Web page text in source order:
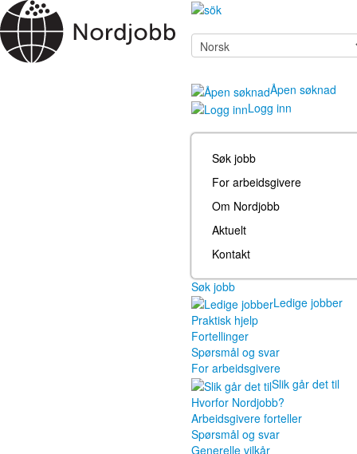
Åpen søknad
Logg inn
Søk jobb
For arbeidsgivere
Om Nordjobb
Aktuelt
Kontakt
Søk jobb
Ledige jobber
Praktisk hjelp
Fortellinger
Spørsmål og svar
For arbeidsgivere
Slik går det til
Hvorfor Nordjobb?
Arbeidsgivere forteller
Spørsmål og svar
Generelle vilkår